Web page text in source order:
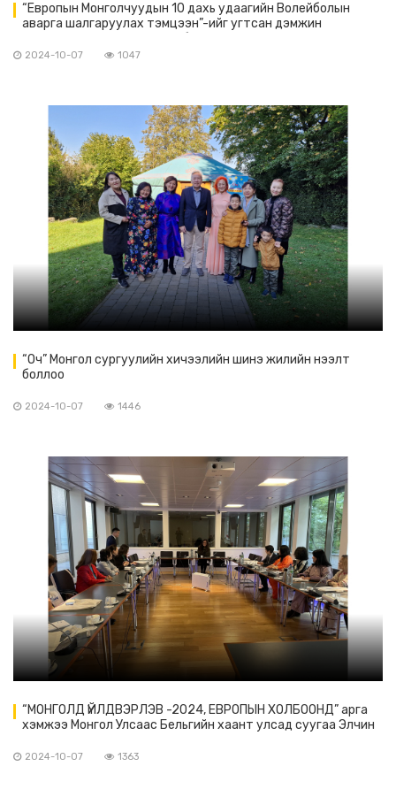
“Европын Монголчуудын 10 дахь удаагийн Волейболын
аварга шалгаруулах тэмцээн”-ийг угтсан дэмжин
2024-10-07 1047
“Оч” Монгол сургуулийн хичээлийн шинэ жилийн нээлт
боллоо
2024-10-07 1446
“МОНГОЛД ҮЙЛДВЭРЛЭВ -2024, ЕВРОПЫН ХОЛБООНД” арга
хэмжээ Монгол Улсаас Бельгийн хаант улсад суугаа Элчин
хотноо амжилттай зохион байгуулагдлаа.
2024-10-07 1363